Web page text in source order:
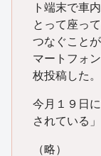
ト端末で車
とって座っ
つなぐこと
マートフォ
枚投稿した。
今月１９日
されている
（略）